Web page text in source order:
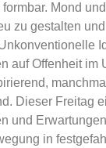
Mond
zu gestalten
auf Offenheit im
Dieser Freitag
und
in